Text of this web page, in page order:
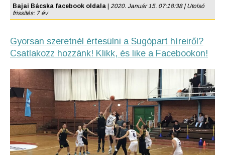
Bajai Bácska facebook oldala
2020. Január 15. 07:18:38 | Utolsó
frissítés: 7 év
Gyorsan szeretnél értesülni a Sugópart híreiről?
Csatlakozz hozzánk! Klikk, és like a Facebookon!